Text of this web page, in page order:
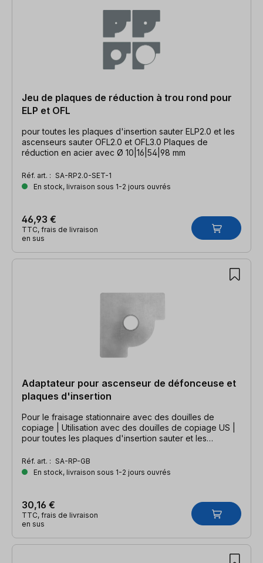
Jeu de plaques de réduction à trou rond pour
ELP et OFL
pour toutes les plaques d'insertion sauter ELP2.0 et les
ascenseurs sauter OFL2.0 et OFL3.0 Plaques de
réduction en acier avec Ø 10|16|54|98 mm
Réf. art. : SA-RP2.0-SET-1
En stock, livraison sous 1-2 jours ouvrés
46,93 €
TTC, frais de livraison
en sus
Adaptateur pour ascenseur de défonceuse et
plaques d'insertion
Pour le fraisage stationnaire avec des douilles de
copiage | Utilisation avec des douilles de copiage US |
pour toutes les plaques d'insertion sauter et les
Réf. art. : SA-RP-GB
En stock, livraison sous 1-2 jours ouvrés
30,16 €
TTC, frais de livraison
en sus